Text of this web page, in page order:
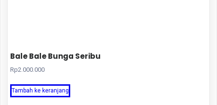
Bale Bale Bunga Seribu
Rp2.000.000
Tambah ke keranjang